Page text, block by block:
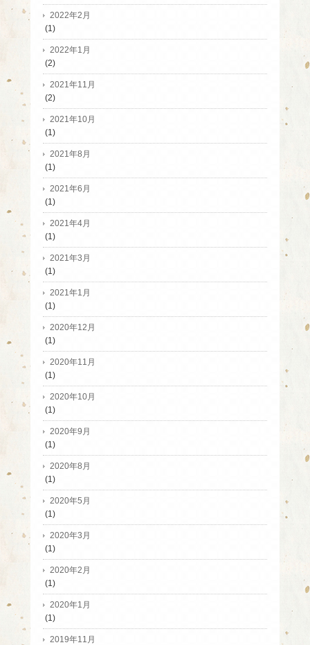
2022年2月
(1)
2022年1月
(2)
2021年11月
(2)
2021年10月
(1)
2021年8月
(1)
2021年6月
(1)
2021年4月
(1)
2021年3月
(1)
2021年1月
(1)
2020年12月
(1)
2020年11月
(1)
2020年10月
(1)
2020年9月
(1)
2020年8月
(1)
2020年5月
(1)
2020年3月
(1)
2020年2月
(1)
2020年1月
(1)
2019年11月